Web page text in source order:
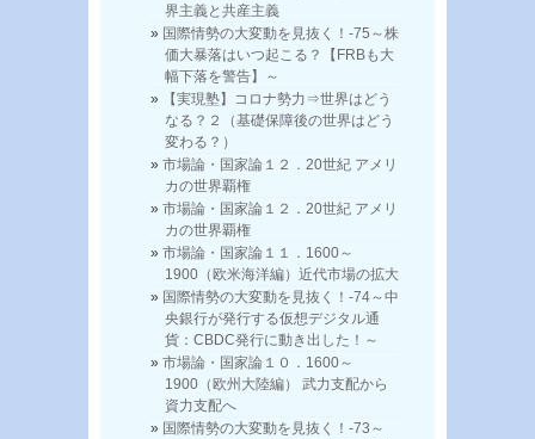
界主義と共産主義
国際情勢の大変動を見抜く！-75～株
価大暴落はいつ起こる？【FRBも大
幅下落を警告】～
【実現塾】コロナ勢力⇒世界はどう
なる？２（基礎保障後の世界はどう
変わる？）
市場論・国家論１２．20世紀 アメリ
カの世界覇権
市場論・国家論１２．20世紀 アメリ
カの世界覇権
市場論・国家論１１．1600～
1900（欧米海洋編）近代市場の拡大
国際情勢の大変動を見抜く！-74～中
央銀行が発行する仮想デジタル通
貨：CBDC発行に動き出した！～
市場論・国家論１０．1600～
1900（欧州大陸編） 武力支配から
資力支配へ
国際情勢の大変動を見抜く！-73～